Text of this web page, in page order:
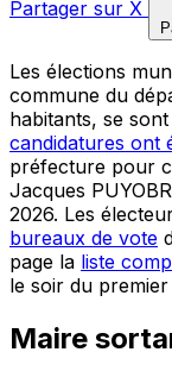
Partager sur X
Les élections
commune du
habitants, se
candidatures ont
préfecture pour
Jacques
2026. Les
bureaux de vote
page la liste
le soir du
Maire